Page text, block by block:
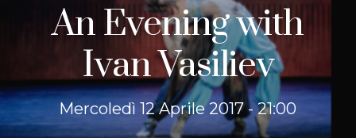
An Evening with
Ivan Vasiliev
Mercoledì 12 Aprile 2017 - 21:00